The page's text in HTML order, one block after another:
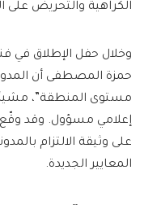
الكراهية والتحريض على
وخلال حفل الإطلاق في
حمزة المصطفى أن
مستوى المنطقة”،
إعلامي مسؤول. وقد وقّع
على وثيقة الالتزام
المعايير الجديدة.